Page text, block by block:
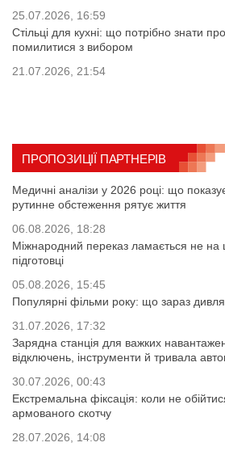
25.07.2026, 16:59
Стільці для кухні: що потрібно знати
помилитися з вибором
21.07.2026, 21:54
ПРОПОЗИЦІЇ ПАРТНЕРІВ
Медичні аналізи у 2026 році: що
рутинне обстеження рятує життя
06.08.2026, 18:28
Міжнародний переказ ламається не на
підготовці
05.08.2026, 15:45
Популярні фільми року: що зараз
31.07.2026, 17:32
Зарядна станція для важких
відключень, інструменти й тривала
30.07.2026, 00:43
Екстремальна фіксація: коли не
армованого скотчу
28.07.2026, 14:08